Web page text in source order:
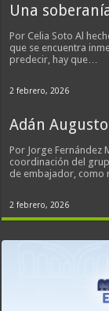
Una
Por Celia Soto Al
que se encuentra
predecir, hay que…
2 febrero, 2026
Adán
Por Jorge Fernández
coordinación del
de embajador, como
2 febrero, 2026